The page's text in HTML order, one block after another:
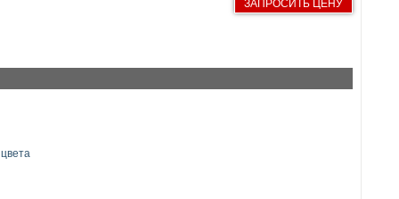
ЗАПРОСИТЬ ЦЕНУ